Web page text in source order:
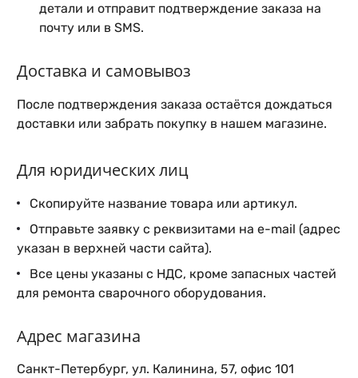
детали и отправит подтверждение заказа на
почту или в SMS.
Доставка и самовывоз
После подтверждения заказа остаётся дождаться
доставки или забрать покупку в нашем магазине.
Для юридических лиц
Скопируйте название товара или артикул.
Отправьте заявку с реквизитами на e-mail (адрес
указан в верхней части сайта).
Все цены указаны с НДС, кроме запасных частей
для ремонта сварочного оборудования.
Адрес магазина
Санкт-Петербург, ул. Калинина, 57, офис 101